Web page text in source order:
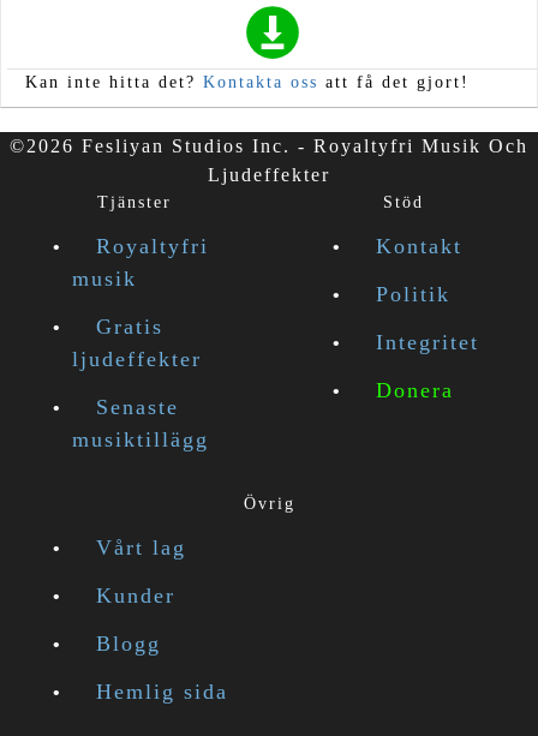
Kan inte hitta det? Kontakta oss att få det gjort!
©2026 Fesliyan Studios Inc. - Royaltyfri Musik Och
Ljudeffekter
Tjänster
Royaltyfri
musik
Gratis
ljudeffekter
Senaste
musiktillägg
Stöd
Kontakt
Politik
Integritet
Donera
Övrig
Vårt lag
Kunder
Blogg
Hemlig sida